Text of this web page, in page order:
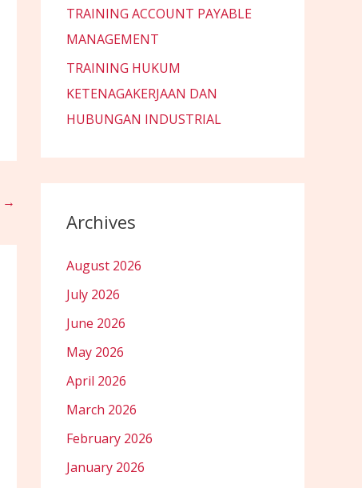
→
TRAINING ACCOUNT PAYABLE
MANAGEMENT
TRAINING HUKUM
KETENAGAKERJAAN DAN
HUBUNGAN INDUSTRIAL
Archives
August 2026
July 2026
June 2026
May 2026
April 2026
March 2026
February 2026
January 2026